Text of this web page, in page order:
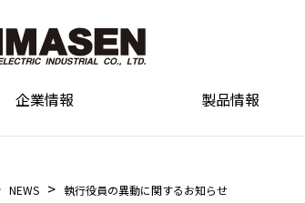
企業情報 製品情報
NEWS 執行役員の異動に関するお知らせ